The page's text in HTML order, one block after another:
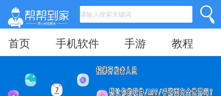
首页 手机软件 手游 教程